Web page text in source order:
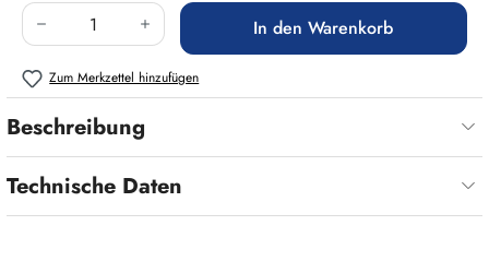
Produkt Anzahl: Gib den gewünschten Wert
In den Warenkorb
Zum Merkzettel hinzufügen
Beschreibung
Technische Daten